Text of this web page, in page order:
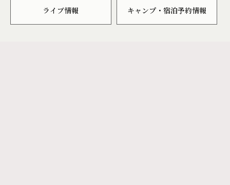
ライブ情報 キャンプ・宿泊予約情報